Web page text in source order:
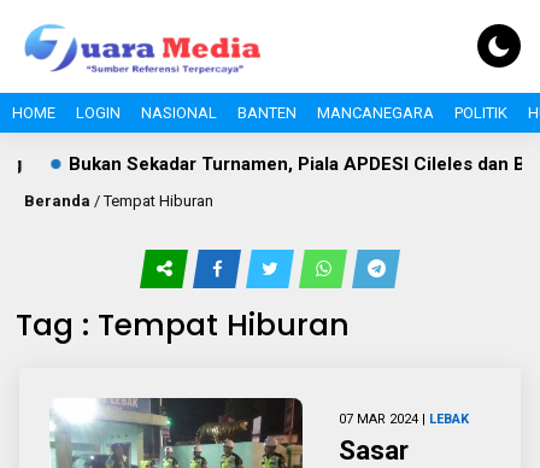
HOME LOGIN NASIONAL BANTEN MANCANEGARA POLITIK
Bukan Sekadar Turnamen, Piala APDESI Cileles dan
Beranda /Tempat Hiburan
Tag : Tempat Hiburan
07 MAR 2024 | LEBAK
Sasar